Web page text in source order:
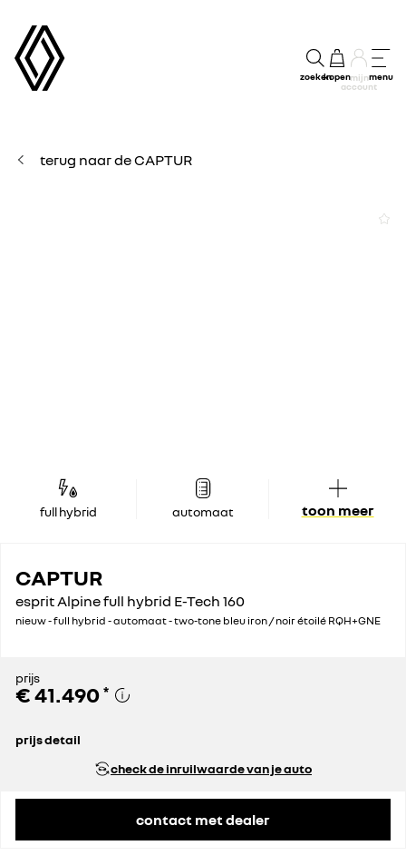
zoekenkopenmijn
account
menu
terug naar de CAPTUR
full hybrid automaat toon meer
CAPTUR
esprit Alpine full hybrid E-Tech 160
nieuw - full hybrid - automaat - two-tone bleu iron / noir étoilé RQH+GNE
prijs
€ 41.490 *
prijs detail
check de inruilwaarde van je auto
contact met dealer